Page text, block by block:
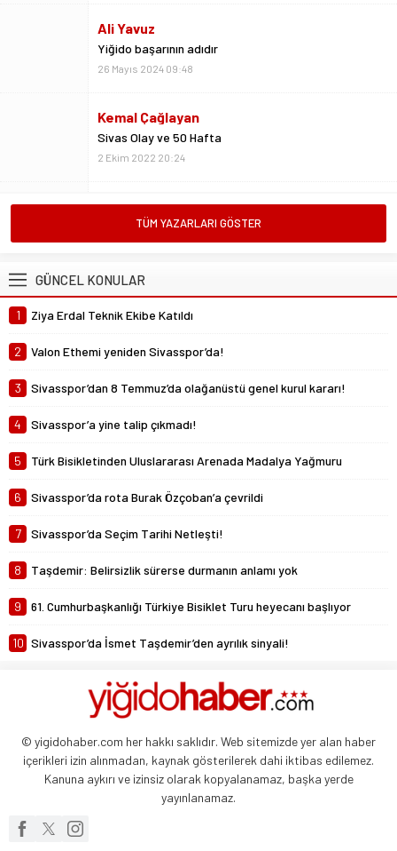
Kemal Çağlayan
Sivas Olay ve 50 Hafta
2 Ekim 2022 20:24
Metin Kulaksız
Vedalar da sevgidendir
Mustafa Ateş
Böyle ayrılık olmaz
TÜM YAZARLARI GÖSTER
GÜNCEL KONULAR
1 Ziya Erdal Teknik Ekibe Katıldı
2 Valon Ethemi yeniden Sivasspor’da!
3 Sivasspor’dan 8 Temmuz’da olağanüstü genel kurul kararı!
4 Sivasspor’a yine talip çıkmadı!
5 Türk Bisikletinden Uluslararası Arenada Madalya Yağmuru
6 Sivasspor’da rota Burak Özçoban’a çevrildi
7 Sivasspor’da Seçim Tarihi Netleşti!
8 Taşdemir: Belirsizlik sürerse durmanın anlamı yok
9 61. Cumhurbaşkanlığı Türkiye Bisiklet Turu heyecanı başlıyor
10 Sivasspor’da İsmet Taşdemir’den ayrılık sinyali!
© yigidohaber.com her hakkı saklıdır. Web sitemizde yer alan haber
içerikleri izin alınmadan, kaynak gösterilerek dahi iktibas edilemez.
Kanuna aykırı ve izinsiz olarak kopyalanamaz, başka yerde
yayınlanamaz.